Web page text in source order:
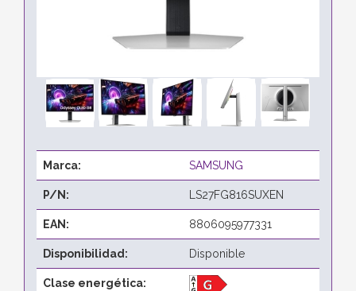
Marca: SAMSUNG
P/N: LS27FG816SUXEN
EAN: 8806095977331
Disponibilidad: Disponible
Clase energética: